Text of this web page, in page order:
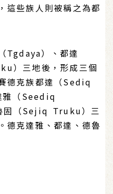
這些族人則被稱之為都
Tgdaya）、都達
）三地後，形成三個
德克族都達（Sediq
雅（Seediq
固（Sejiq Truku）三
德克達雅、都達、德魯